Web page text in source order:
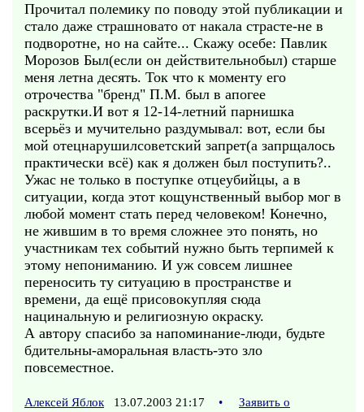
Прочитал полемику по поводу этой публикации и
стало даже страшновато от накала страсте-не в
подворотне, но на сайте... Скажу осебе: Павлик
Морозов Был(если он действительнобыл) старше
меня летна десять. Ток что к моменту его
отрочества "бренд" П.М. был в апогее
раскрутки.И вот я 12-14-летний парнишка
всерьёз и мучительно раздумывал: вот, если бы
мой отецнарушилсоветский запрет(а запрщалось
практически всё) как я должен был поступить?..
Ужас не только в поступке отцеубийцы, а в
ситуации, когда этот кощунственный выбор мог в
любой момент стать перед человеком! Конечно,
не жившим в то время сложнее это понять, но
участникам тех событий нужно быть терпимей к
этому непониманию. И уж совсем лишнее
переносить ту ситуацию в пространстве и
времени, да ещё присовокупляя сюда
нацинальную и религиозную окраску.
А автору спасибо за напоминание-люди, будьте
бдительны-аморальная власть-это зло
повсеместное.
Алексей Яблок 13.07.2003 21:17 •
Заявить о